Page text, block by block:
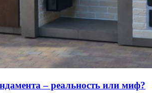
– реальность или миф?